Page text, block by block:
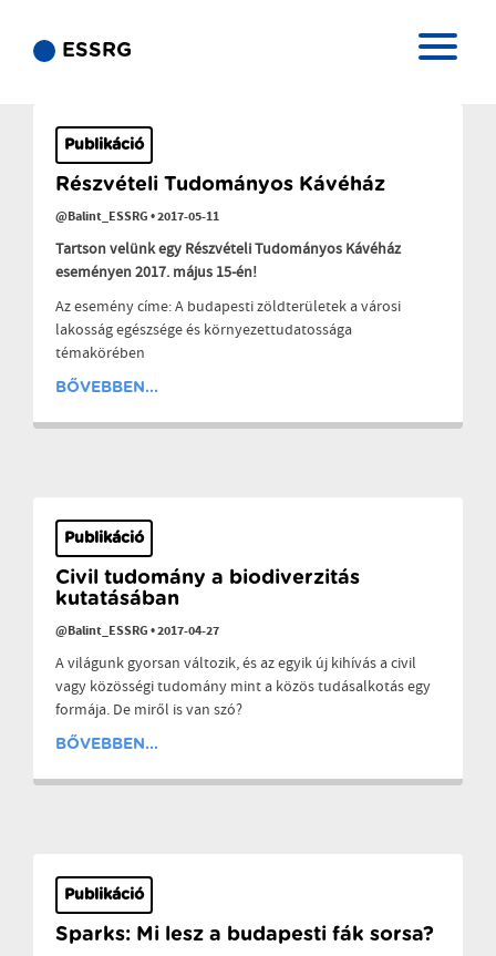
ESSRG
Publikáció
Részvételi Tudományos Kávéház
@Balint_ESSRG•2017-05-11
Tartson velünk egy Részvételi Tudományos Kávéház
eseményen 2017. május 15-én!
Az esemény címe: A budapesti zöldterületek a városi
lakosság egészsége és környezettudatossága
témakörében
BŐVEBBEN...
Publikáció
Civil tudomány a biodiverzitás
kutatásában
@Balint_ESSRG•2017-04-27
A világunk gyorsan változik, és az egyik új kihívás a civil
vagy közösségi tudomány mint a közös tudásalkotás egy
formája. De miről is van szó?
BŐVEBBEN...
Publikáció
Sparks: Mi lesz a budapesti fák sorsa?